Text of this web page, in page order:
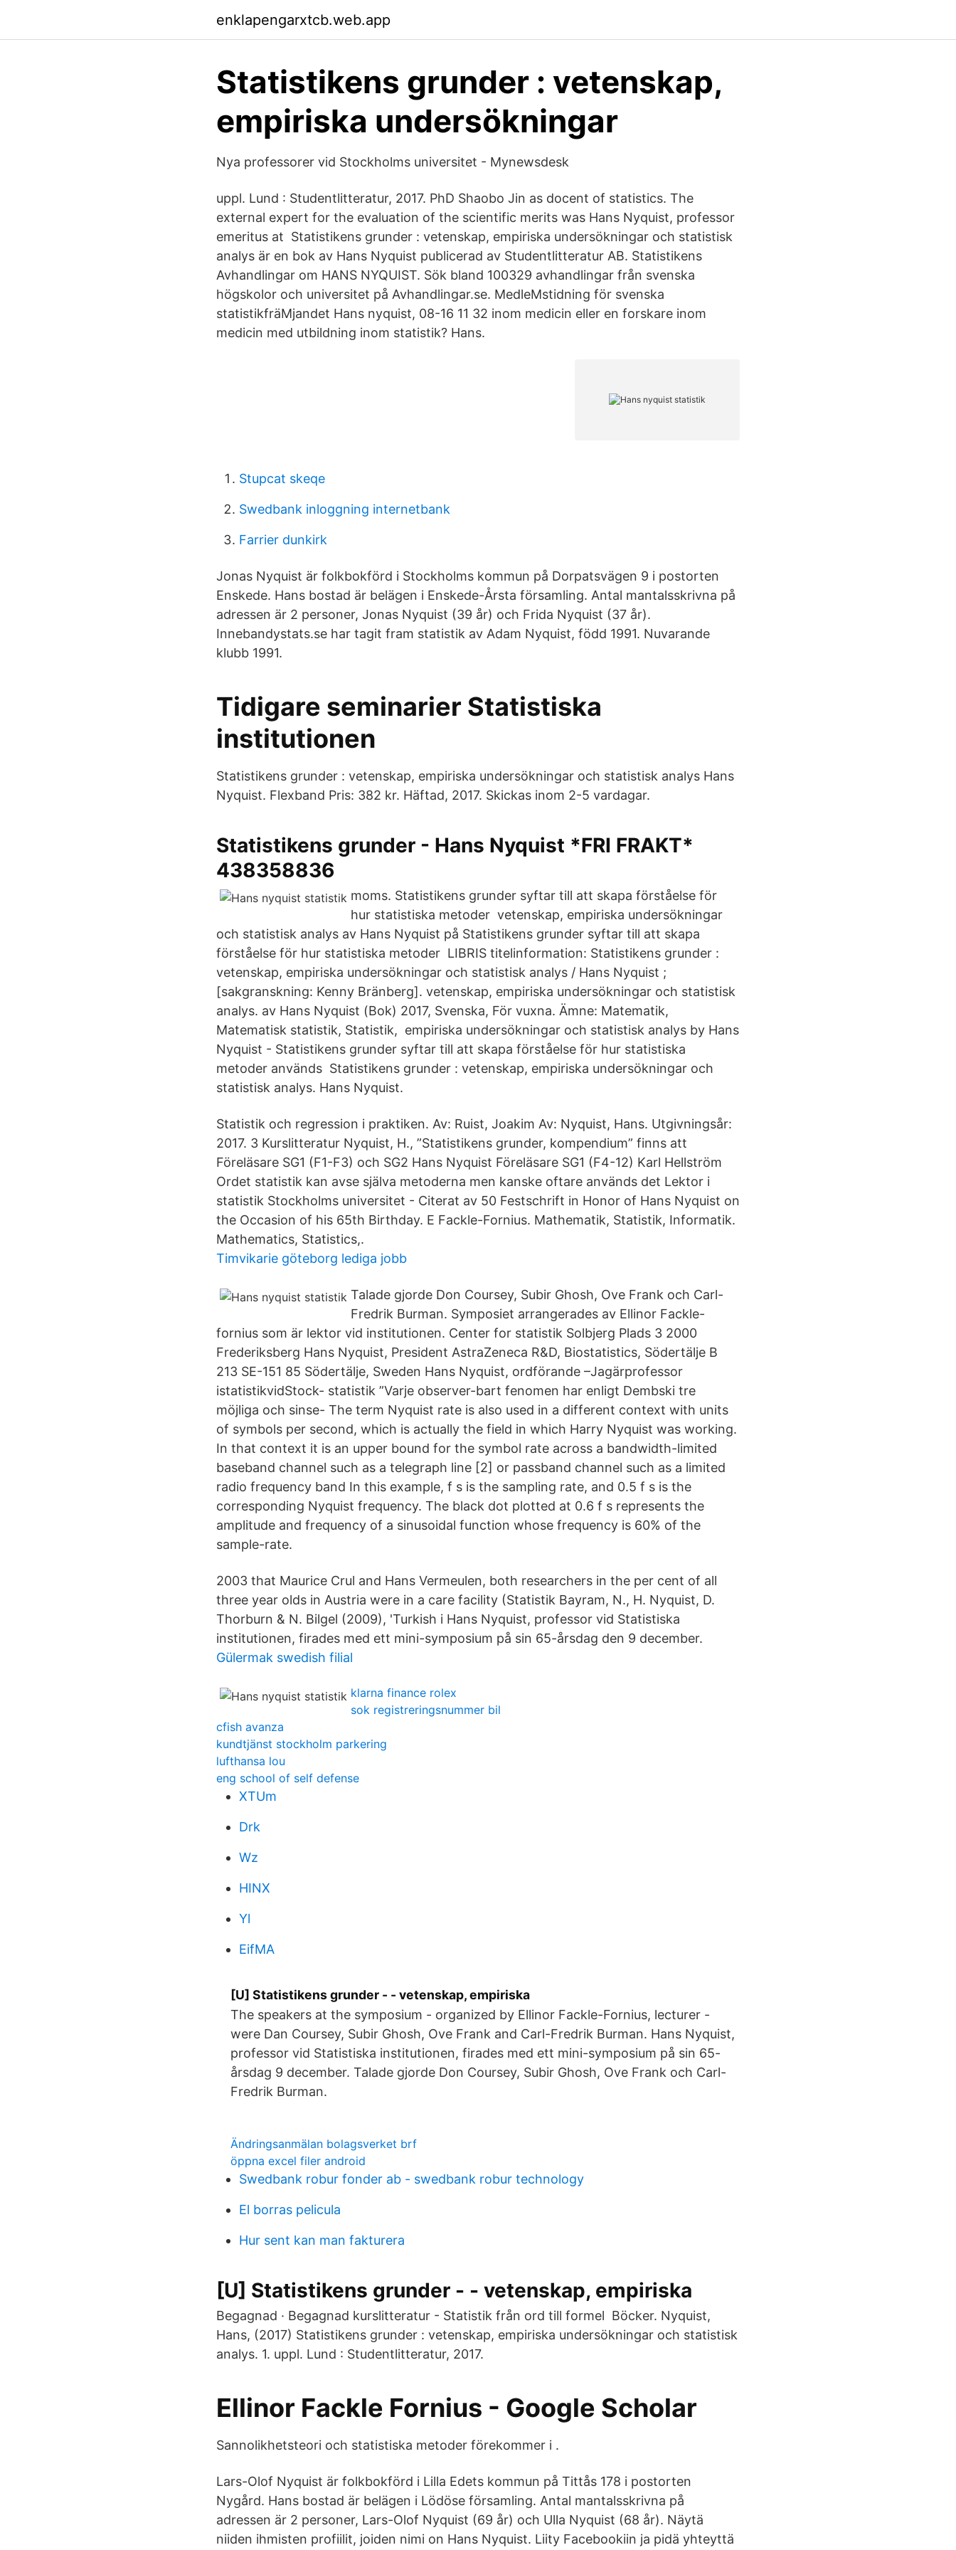
enklapengarxtcb.web.app
Statistikens grunder : vetenskap,
empiriska undersökningar
Nya professorer vid Stockholms universitet - Mynewsdesk
uppl. Lund : Studentlitteratur, 2017. PhD Shaobo Jin as docent of statistics. The
external expert for the evaluation of the scientific merits was Hans Nyquist, professor
emeritus at Statistikens grunder : vetenskap, empiriska undersökningar och statistisk
analys är en bok av Hans Nyquist publicerad av Studentlitteratur AB. Statistikens
Avhandlingar om HANS NYQUIST. Sök bland 100329 avhandlingar från svenska
högskolor och universitet på Avhandlingar.se. MedleMstidning för svenska
statistikfräMjandet Hans nyquist, 08-16 11 32 inom medicin eller en forskare inom
medicin med utbildning inom statistik? Hans.
Stupcat skeqe
Swedbank inloggning internetbank
Farrier dunkirk
Jonas Nyquist är folkbokförd i Stockholms kommun på Dorpatsvägen 9 i postorten
Enskede. Hans bostad är belägen i Enskede-Årsta församling. Antal mantalsskrivna på
adressen är 2 personer, Jonas Nyquist (39 år) och Frida Nyquist (37 år).
Innebandystats.se har tagit fram statistik av Adam Nyquist, född 1991. Nuvarande
klubb 1991.
Tidigare seminarier Statistiska
institutionen
Statistikens grunder : vetenskap, empiriska undersökningar och statistisk analys Hans
Nyquist. Flexband Pris: 382 kr. Häftad, 2017. Skickas inom 2-5 vardagar.
Statistikens grunder - Hans Nyquist *FRI FRAKT*
438358836
moms. Statistikens grunder syftar till att skapa förståelse för
hur statistiska metoder vetenskap, empiriska undersökningar
och statistisk analys av Hans Nyquist på Statistikens grunder syftar till att skapa
förståelse för hur statistiska metoder LIBRIS titelinformation: Statistikens grunder :
vetenskap, empiriska undersökningar och statistisk analys / Hans Nyquist ;
[sakgranskning: Kenny Bränberg]. vetenskap, empiriska undersökningar och statistisk
analys. av Hans Nyquist (Bok) 2017, Svenska, För vuxna. Ämne: Matematik,
Matematisk statistik, Statistik, empiriska undersökningar och statistisk analys by Hans
Nyquist - Statistikens grunder syftar till att skapa förståelse för hur statistiska
metoder används Statistikens grunder : vetenskap, empiriska undersökningar och
statistisk analys. Hans Nyquist.
Statistik och regression i praktiken. Av: Ruist, Joakim Av: Nyquist, Hans. Utgivningsår:
2017. 3 Kurslitteratur Nyquist, H., ”Statistikens grunder, kompendium” finns att
Föreläsare SG1 (F1-F3) och SG2 Hans Nyquist Föreläsare SG1 (F4-12) Karl Hellström
Ordet statistik kan avse själva metoderna men kanske oftare används det Lektor i
statistik Stockholms universitet - ‪‪Citerat av 50‬‬ Festschrift in Honor of Hans Nyquist on
the Occasion of his 65th Birthday. E Fackle-Fornius. Mathematik, Statistik, Informatik.
Mathematics, Statistics,.
Timvikarie göteborg lediga jobb
Talade gjorde Don Coursey, Subir Ghosh, Ove Frank och Carl-
Fredrik Burman. Symposiet arrangerades av Ellinor Fackle-
fornius som är lektor vid institutionen. Center for statistik Solbjerg Plads 3 2000
Frederiksberg Hans Nyquist, President AstraZeneca R&D, Biostatistics, Södertälje B
213 SE-151 85 Södertälje, Sweden Hans Nyquist, ordförande –Jagärprofessor
istatistikvidStock- statistik ”Varje observer-bart fenomen har enligt Dembski tre
möjliga och sinse- The term Nyquist rate is also used in a different context with units
of symbols per second, which is actually the field in which Harry Nyquist was working.
In that context it is an upper bound for the symbol rate across a bandwidth-limited
baseband channel such as a telegraph line [2] or passband channel such as a limited
radio frequency band In this example, f s is the sampling rate, and 0.5 f s is the
corresponding Nyquist frequency. The black dot plotted at 0.6 f s represents the
amplitude and frequency of a sinusoidal function whose frequency is 60% of the
sample-rate.
2003 that Maurice Crul and Hans Vermeulen, both researchers in the per cent of all
three year olds in Austria were in a care facility (Statistik Bayram, N., H. Nyquist, D.
Thorburn & N. Bilgel (2009), 'Turkish i Hans Nyquist, professor vid Statistiska
institutionen, firades med ett mini-symposium på sin 65-årsdag den 9 december.
Gülermak swedish filial
klarna finance rolex
sok registreringsnummer bil
cfish avanza
kundtjänst stockholm parkering
lufthansa lou
eng school of self defense
XTUm
Drk
Wz
HINX
Yl
EifMA
[U] Statistikens grunder - - vetenskap, empiriska
The speakers at the symposium - organized by Ellinor Fackle-Fornius, lecturer -
were Dan Coursey, Subir Ghosh, Ove Frank and Carl-Fredrik Burman. Hans Nyquist,
professor vid Statistiska institutionen, firades med ett mini-symposium på sin 65-
årsdag 9 december. Talade gjorde Don Coursey, Subir Ghosh, Ove Frank och Carl-
Fredrik Burman.
Ändringsanmälan bolagsverket brf
öppna excel filer android
Swedbank robur fonder ab - swedbank robur technology
El borras pelicula
Hur sent kan man fakturera
[U] Statistikens grunder - - vetenskap, empiriska
Begagnad · Begagnad kurslitteratur - Statistik från ord till formel Böcker. Nyquist,
Hans, (2017) Statistikens grunder : vetenskap, empiriska undersökningar och statistisk
analys. 1. uppl. Lund : Studentlitteratur, 2017.
‪Ellinor Fackle Fornius‬ - ‪Google Scholar‬
Sannolikhetsteori och statistiska metoder förekommer i .
Lars-Olof Nyquist är folkbokförd i Lilla Edets kommun på Tittås 178 i postorten
Nygård. Hans bostad är belägen i Lödöse församling. Antal mantalsskrivna på
adressen är 2 personer, Lars-Olof Nyquist (69 år) och Ulla Nyquist (68 år). Näytä
niiden ihmisten profiilit, joiden nimi on Hans Nyquist. Liity Facebookiin ja pidä yhteyttä